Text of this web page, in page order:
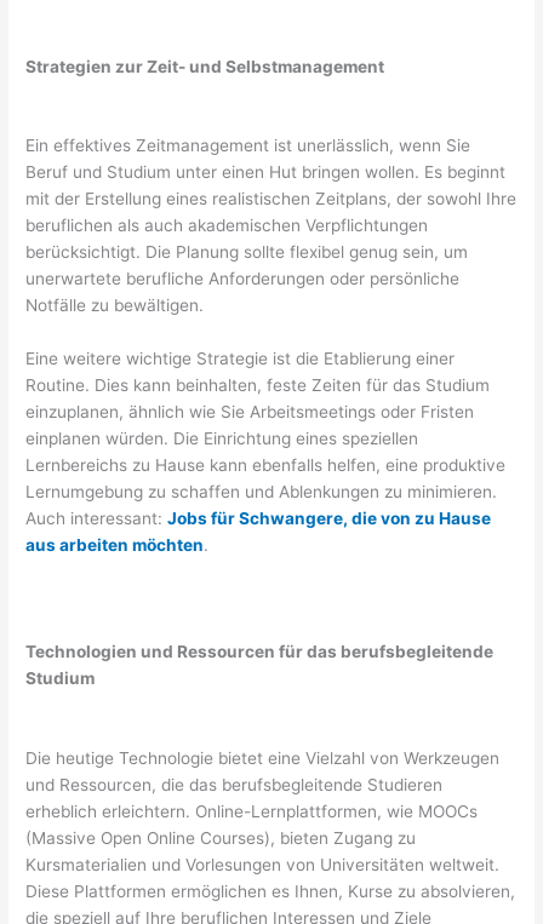
Strategien zur Zeit- und Selbstmanagement
Ein effektives Zeitmanagement ist unerlässlich, wenn Sie
Beruf und Studium unter einen Hut bringen wollen. Es beginnt
mit der Erstellung eines realistischen Zeitplans, der sowohl Ihre
beruflichen als auch akademischen Verpflichtungen
berücksichtigt. Die Planung sollte flexibel genug sein, um
unerwartete berufliche Anforderungen oder persönliche
Notfälle zu bewältigen.
Eine weitere wichtige Strategie ist die Etablierung einer
Routine. Dies kann beinhalten, feste Zeiten für das Studium
einzuplanen, ähnlich wie Sie Arbeitsmeetings oder Fristen
einplanen würden. Die Einrichtung eines speziellen
Lernbereichs zu Hause kann ebenfalls helfen, eine produktive
Lernumgebung zu schaffen und Ablenkungen zu minimieren.
Auch interessant:Jobs für Schwangere, die von zu Hause
aus arbeiten möchten.
Technologien und Ressourcen für das berufsbegleitende
Studium
Die heutige Technologie bietet eine Vielzahl von Werkzeugen
und Ressourcen, die das berufsbegleitende Studieren
erheblich erleichtern. Online-Lernplattformen, wie MOOCs
(Massive Open Online Courses), bieten Zugang zu
Kursmaterialien und Vorlesungen von Universitäten weltweit.
Diese Plattformen ermöglichen es Ihnen, Kurse zu absolvieren,
die speziell auf Ihre beruflichen Interessen und Ziele